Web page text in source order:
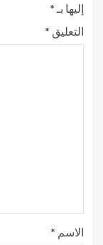
إليها بـ *
التعليق *
الاسم *